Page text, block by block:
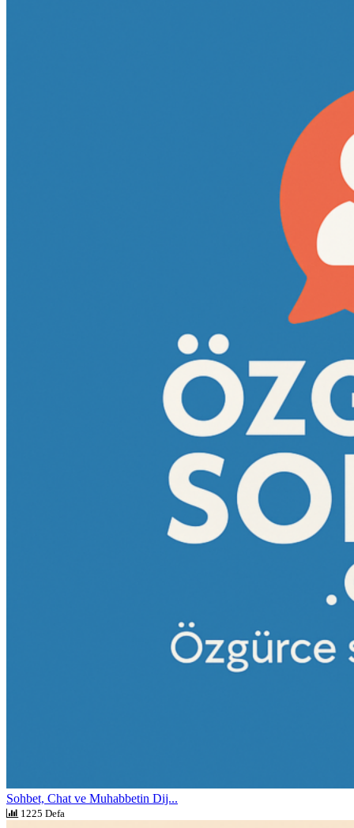
Sohbet, Chat ve Muhabbetin Dij...
1225 Defa